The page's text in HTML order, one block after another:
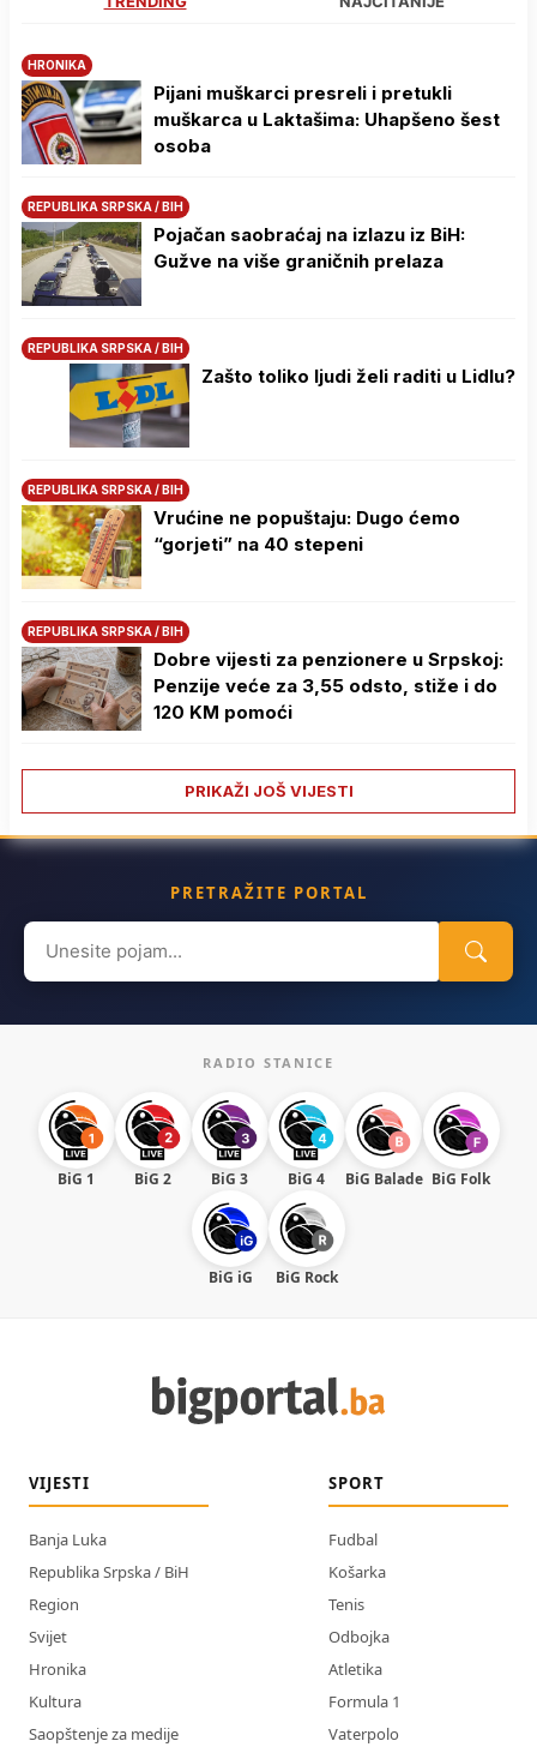
HRONIKA
Pijani muškarci presreli i pretukli
muškarca u Laktašima: Uhapšeno šest
osoba
REPUBLIKA SRPSKA / BIH
Pojačan saobraćaj na izlazu iz BiH:
Gužve na više graničnih prelaza
REPUBLIKA SRPSKA / BIH
Zašto toliko ljudi želi raditi u Lidlu?
REPUBLIKA SRPSKA / BIH
Vrućine ne popuštaju: Dugo ćemo
“gorjeti” na 40 stepeni
REPUBLIKA SRPSKA / BIH
Dobre vijesti za penzionere u Srpskoj:
Penzije veće za 3,55 odsto, stiže i do
120 KM pomoći
PRIKAŽI JOŠ VIJESTI
PRETRAŽITE PORTAL
Search
for:
RADIO STANICE
BiG 1 BiG 2 BiG 3 BiG 4 BiG Balade BiG Folk
BiG iG BiG Rock
VIJESTI
Banja Luka
Republika Srpska / BiH
Region
Svijet
Hronika
Kultura
Saopštenje za medije
SPORT
Fudbal
Košarka
Tenis
Odbojka
Atletika
Formula 1
Vaterpolo